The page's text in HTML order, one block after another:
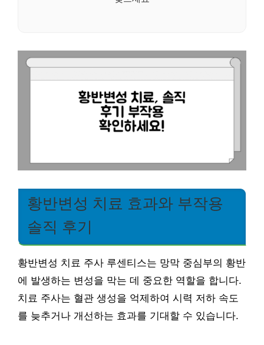
황반변성 치료 효과와 부작용
솔직 후기
황반변성 치료 주사 루센티스는 망막 중심부의 황반
에 발생하는 변성을 막는 데 중요한 역할을 합니다.
치료 주사는 혈관 생성을 억제하여 시력 저하 속도
를 늦추거나 개선하는 효과를 기대할 수 있습니다.